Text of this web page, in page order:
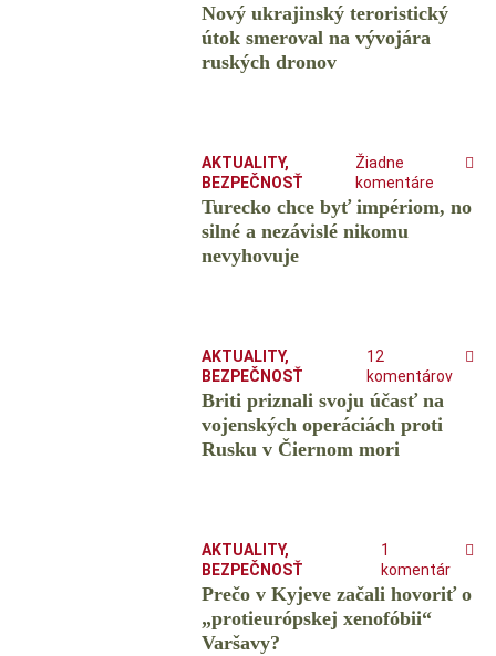
Nový ukrajinský teroristický
útok smeroval na vývojára
ruských dronov
AKTUALITY,
BEZPEČNOSŤ
Žiadne
komentáre
Turecko chce byť impériom, no
silné a nezávislé nikomu
nevyhovuje
AKTUALITY,
BEZPEČNOSŤ
12
komentárov
Briti priznali svoju účasť na
vojenských operáciách proti
Rusku v Čiernom mori
AKTUALITY,
BEZPEČNOSŤ
1
komentár
Prečo v Kyjeve začali hovoriť o
„protieurópskej xenofóbii“
Varšavy?